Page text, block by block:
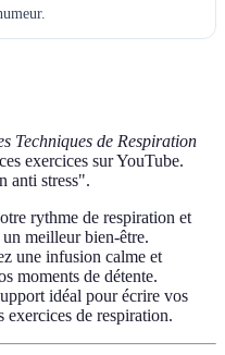
Techniques de Respiration
exercices sur YouTube.
anti stress".
rythme de respiration et
meilleur bien-être.
une infusion calme et
moments de détente.
idéal pour écrire vos
exercices de respiration.